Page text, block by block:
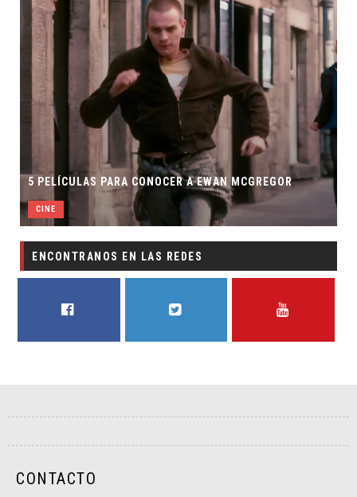
5 PELÍCULAS PARA CONOCER A EWAN MCGREGOR
CINE
ENCONTRANOS EN LAS REDES
CONTACTO